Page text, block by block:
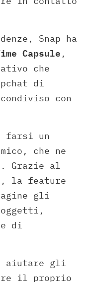
Snap ha
Capsule ,
che
di
con
farsi un
che ne
Grazie al
la feature
gli
di
aiutare gli
il proprio